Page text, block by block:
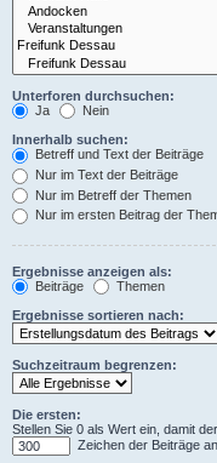
Unterforen durchsuchen:
Ja
Nein
Innerhalb suchen:
Betreff und Text der Beiträge
Nur im Text der Beiträge
Nur im Betreff der Themen
Nur im ersten Beitrag der
Ergebnisse anzeigen als:
Beiträge
Themen
Ergebnisse sortieren nach:
Suchzeitraum begrenzen:
Die ersten:
Stellen Sie 0 als Wert ein, damit
Zeichen der Beiträge